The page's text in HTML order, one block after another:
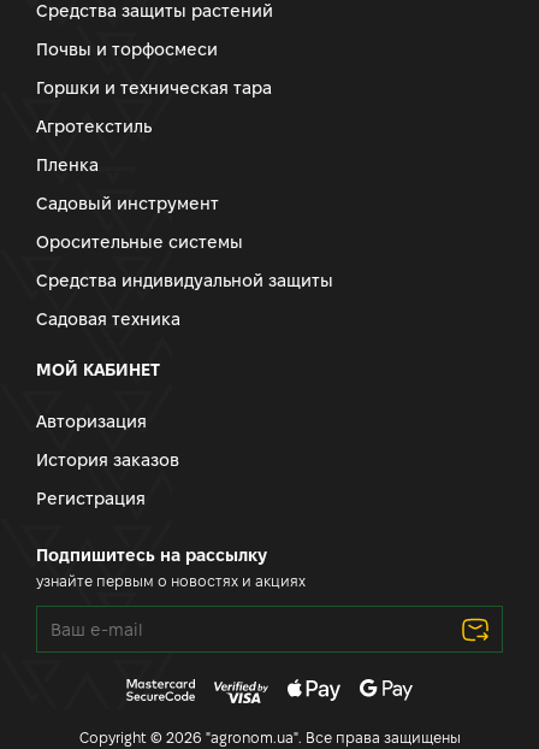
Copyright © 2026 "agronom.ua". Все права защищены
Средства защиты растений
Почвы и торфосмеси
Горшки и техническая тара
Агротекстиль
Пленка
Садовый инструмент
Оросительные системы
Средства индивидуальной защиты
Садовая техника
МОЙ КАБИНЕТ
Авторизация
История заказов
Регистрация
Подпишитесь на рассылку
узнайте первым о новостях и акциях